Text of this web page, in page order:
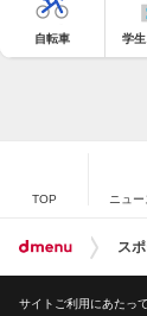
自転車 学
TOP ニュー
ス
サイトご利用にあたって